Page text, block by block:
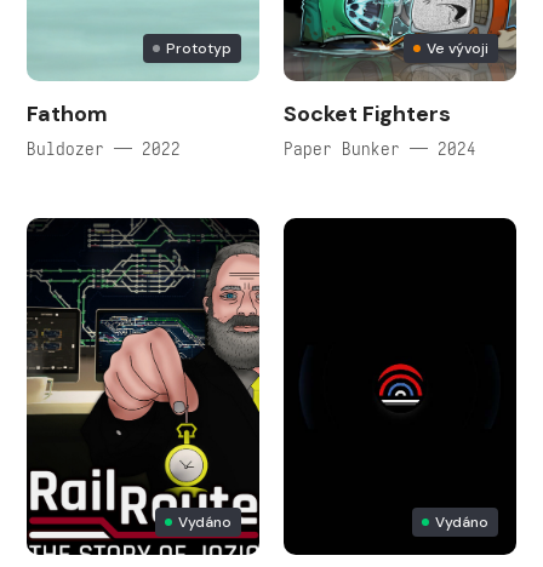
Prototyp
Fathom
Buldozer — 2022
Ve vývoji
Socket Fighters
Paper Bunker — 2024
Vydáno Vydáno